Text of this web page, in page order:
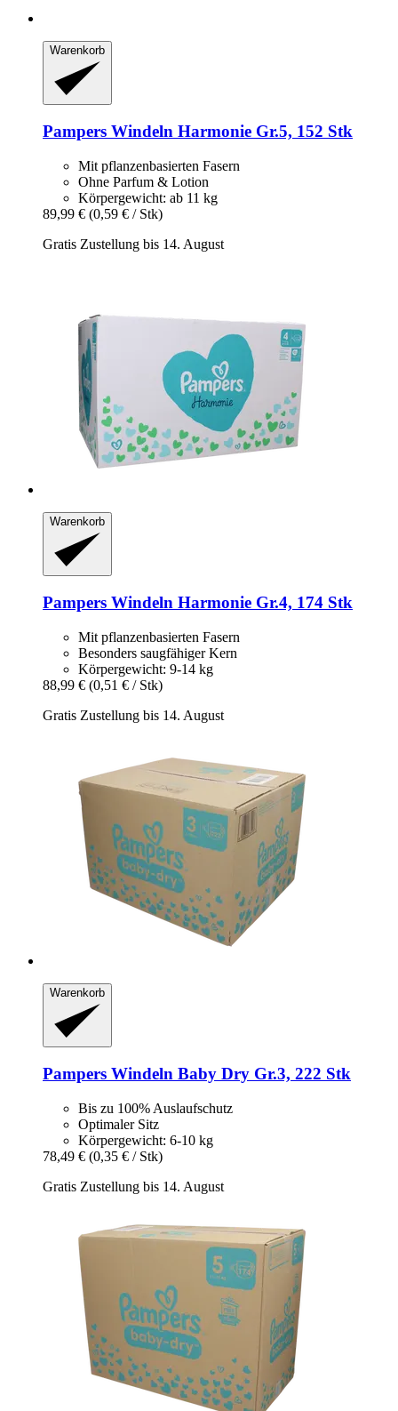
Warenkorb
Pampers Windeln Harmonie Gr.5, 152 Stk
Mit pflanzenbasierten Fasern
Ohne Parfum & Lotion
Körpergewicht: ab 11 kg
89,99 € (0,59 € / Stk)
Gratis Zustellung bis 14. August
Warenkorb
Pampers Windeln Harmonie Gr.4, 174 Stk
Mit pflanzenbasierten Fasern
Besonders saugfähiger Kern
Körpergewicht: 9-14 kg
88,99 € (0,51 € / Stk)
Gratis Zustellung bis 14. August
Warenkorb
Pampers Windeln Baby Dry Gr.3, 222 Stk
Bis zu 100% Auslaufschutz
Optimaler Sitz
Körpergewicht: 6-10 kg
78,49 € (0,35 € / Stk)
Gratis Zustellung bis 14. August